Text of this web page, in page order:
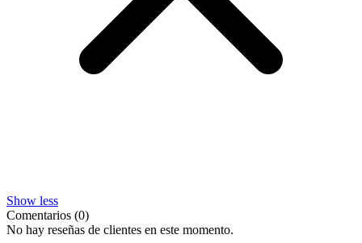
Show less
Comentarios (0)
No hay reseñas de clientes en este momento.